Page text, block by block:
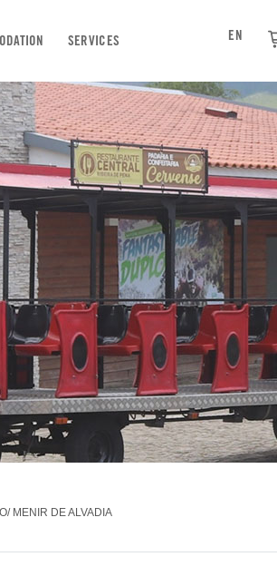
SERVICES EN
MENIR DE ALVADIA